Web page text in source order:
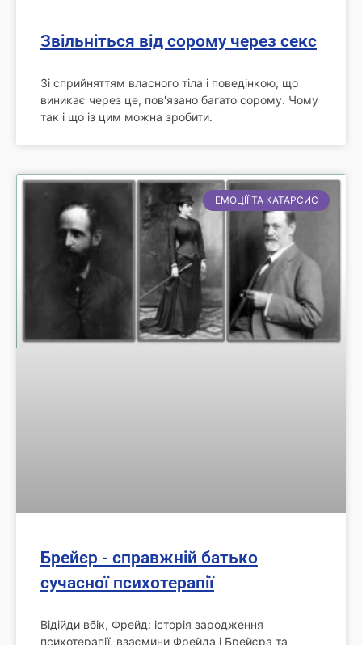
Звільніться від сорому через секс
Зі сприйняттям власного тіла і поведінкою, що
виникає через це, пов'язано багато сорому. Чому
так і що із цим можна зробити.
ЕМОЦІЇ ТА КАТАРСИС
Брейєр - справжній батько
сучасної психотерапії
Відійди вбік, Фрейд: історія зародження
психотерапії, взаємини Фрейда і Брейєра та